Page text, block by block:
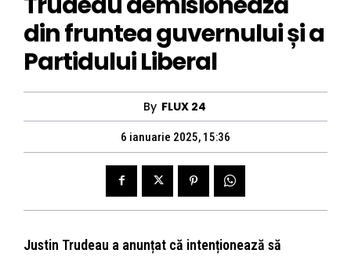
din fruntea guvernului și a
Partidului Liberal
By FLUX 24
6 ianuarie 2025, 15:36
Justin Trudeau a anunțat că intenționează să